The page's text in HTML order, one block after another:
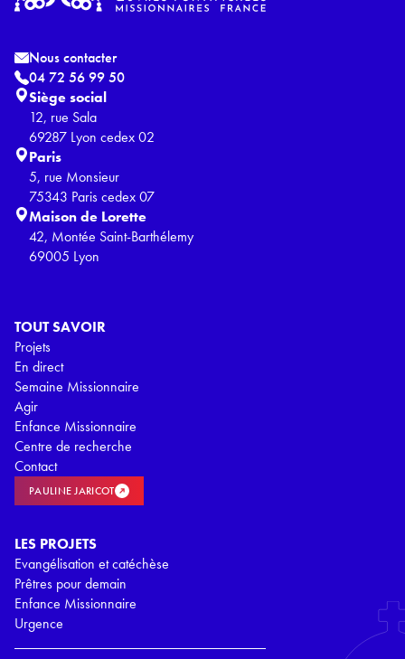
TOUT SAVOIR
Projets
En direct
Semaine Missionnaire
Agir
Enfance Missionnaire
Centre de recherche
Contact
PAULINE JARICOT
LES PROJETS
Evangélisation et catéchèse
Prêtres pour demain
Enfance Missionnaire
Urgence
Nous contacter
04 72 56 99 50
Siège social
12, rue Sala
69287 Lyon cedex 02
Paris
5, rue Monsieur
75343 Paris cedex 07
Maison de Lorette
42, Montée Saint-Barthélemy
69005 Lyon